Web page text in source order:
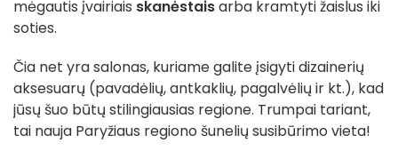
mėgautis įvairiais skanėstaisarba kramtyti žaislus iki
soties.
Čia net yra salonas, kuriame galite įsigyti dizainerių
aksesuarų (pavadėlių, antkaklių, pagalvėlių ir kt.), kad
jūsų šuo būtų stilingiausias regione. Trumpai tariant,
tai nauja Paryžiaus regiono šunelių susibūrimo vieta!